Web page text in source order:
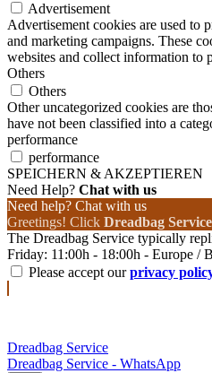
Advertisement
Advertisement cookies are used to
and marketing campaigns. These
websites and collect information to
Others
Others
Other uncategorized cookies are
have not been classified into a
performance
performance
SPEICHERN & AKZEPTIEREN
Need Help? Chat with us
Need help? Chat with us
Greetings! Click Dreadbag Service
The Dreadbag Service typically
Friday: 11:00h - 18:00h - Europe /
Please accept ourprivacy
Dreadbag Service
Dreadbag Service - WhatsApp